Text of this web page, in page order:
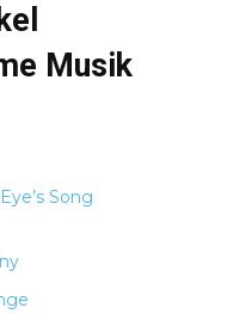
Musik
Song